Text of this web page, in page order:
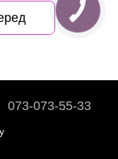
073-073-55-33